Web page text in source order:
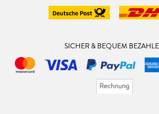
SICHER & BEQUEM